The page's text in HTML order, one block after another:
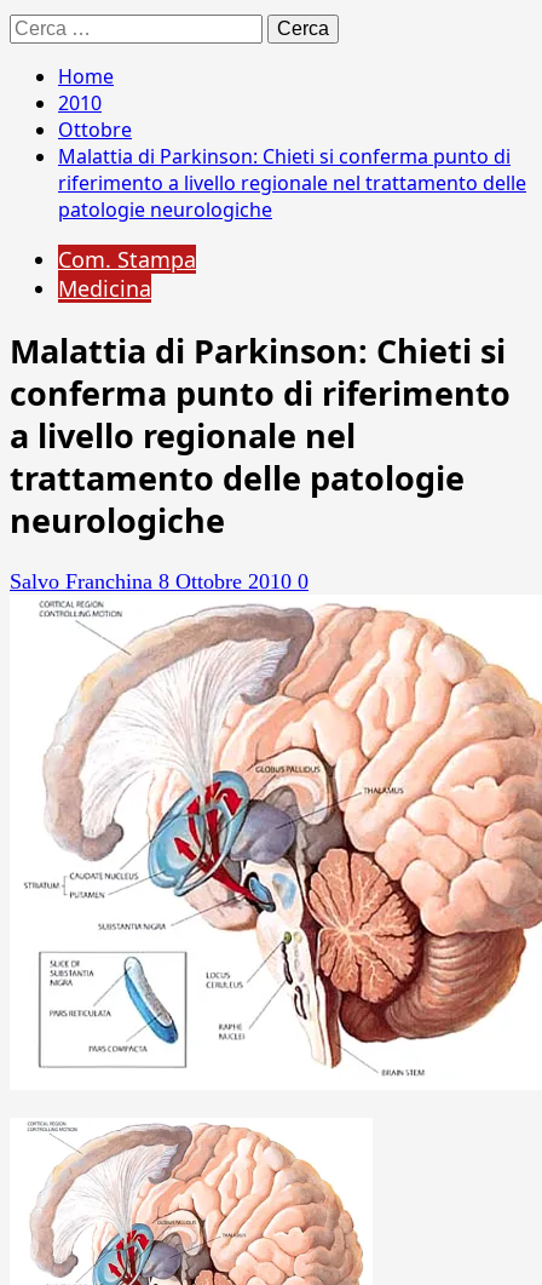
Ricerca
per:
Home
2010
Ottobre
Malattia di Parkinson: Chieti si conferma punto di
riferimento a livello regionale nel trattamento delle
patologie neurologiche
Com. Stampa
Medicina
Malattia di Parkinson: Chieti si
conferma punto di riferimento
a livello regionale nel
trattamento delle patologie
neurologiche
Salvo Franchina 8 Ottobre 2010 0